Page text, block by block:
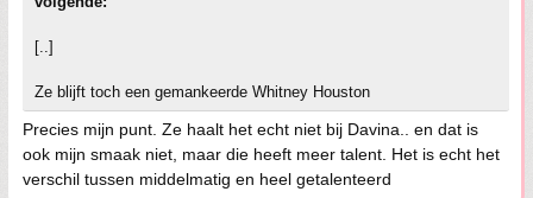
[..]
Ze blijft toch een gemankeerde Whitney Houston
Precies mijn punt. Ze haalt het echt niet bij Davina.. en dat is
ook mijn smaak niet, maar die heeft meer talent. Het is echt het
verschil tussen middelmatig en heel getalenteerd